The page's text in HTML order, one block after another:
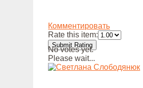
Комментировать
Rate this item:
Submit Rating
No votes yet.
Please wait...